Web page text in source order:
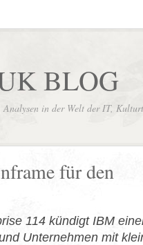
BLOG
in der Welt der IT,
für den
114 kündigt IBM
Unternehmen mit